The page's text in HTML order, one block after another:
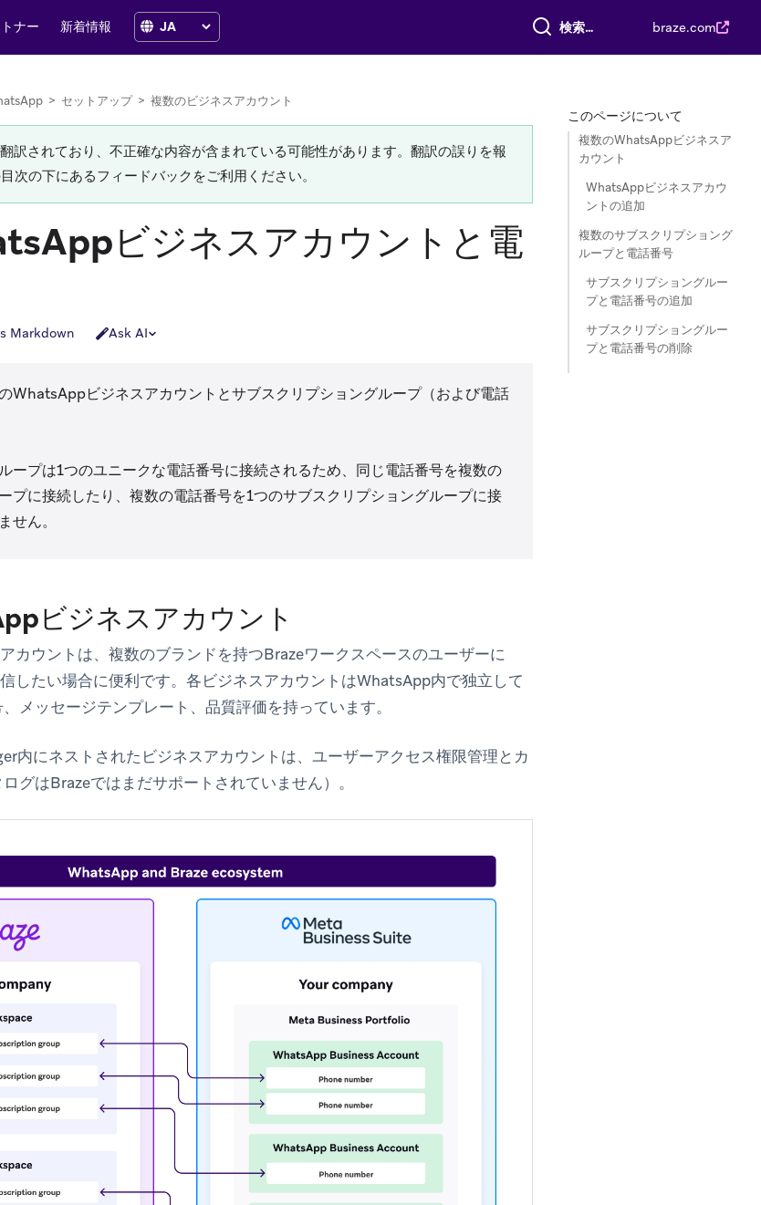
ナー 新着情報 すべて検索 braze.com
> セットアップ> 複数のビジネスアカウント
訳されており、不正確な内容が含まれている可能性があります。翻訳の誤りを報
次の下にあるフィードバックをご利用ください。
ビジネスアカウントと電
Markdown Ask AI
WhatsAppビジネスアカウントとサブスクリプショングループ（および電話
ープは1つのユニークな電話番号に接続されるため、同じ電話番号を複数の
プに接続したり、複数の電話番号を1つのサブスクリプショングループに接
せん。
ビジネスアカウント
カウントは、複数のブランドを持つBrazeワークスペースのユーザーに
したい場合に便利です。各ビジネスアカウントはWhatsApp内で独立して
メッセージテンプレート、品質評価を持っています。
内にネストされたビジネスアカウントは、ユーザーアクセス権限管理とカ
グはBrazeではまだサポートされていません）。
このページについて
複数のWhatsAppビジネスア
カウント
WhatsAppビジネスアカウ
ントの追加
複数のサブスクリプショング
ループと電話番号
サブスクリプショングルー
プと電話番号の追加
サブスクリプショングルー
プと電話番号の削除